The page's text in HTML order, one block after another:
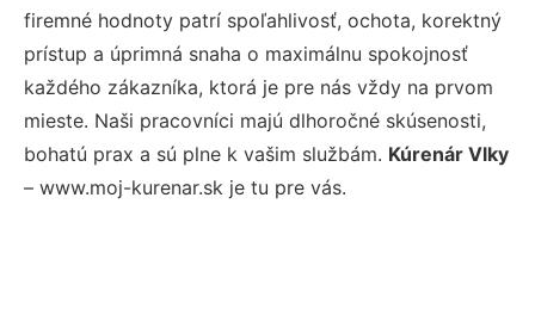
firemné hodnoty patrí spoľahlivosť, ochota, korektný
prístup a úprimná snaha o maximálnu spokojnosť
každého zákazníka, ktorá je pre nás vždy na prvom
mieste. Naši pracovníci majú dlhoročné skúsenosti,
bohatú prax a sú plne k vašim službám. Kúrenár Vlky
– www.moj-kurenar.sk je tu pre vás.